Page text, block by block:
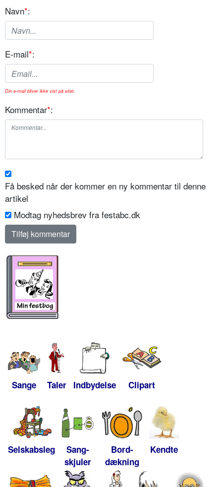
Navn*:
E-mail*:
Din e-mail bliver ikke vist på sitet.
Kommentar*:
Få besked når der kommer en ny kommentar til denne
artikel
Modtag nyhedsbrev fra festabc.dk
Sange Taler Indbydelse Clipart
Selskabsleg
Sang-
skjuler
Bord-
dækning
Kendte